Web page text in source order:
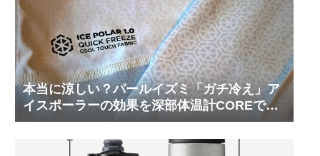
本当に涼しい？パールイズミ「ガチ冷え」ア
イスポーラーの効果を深部体温計COREで測
ってみた